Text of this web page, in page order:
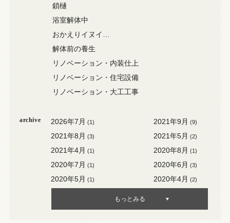
鎖樋
浴室解体中
おかえりイヌイ…
解体前の養生
リノベーション・内装仕上
リノベーション・住宅設備
リノベーション・大工工事
archive 2026年7月 (1) 2021年9月 (9)
2021年8月 (3) 2021年5月 (2)
2021年4月 (1) 2020年8月 (1)
2020年7月 (1) 2020年6月 (3)
2020年5月 (1) 2020年4月 (2)
2020年3月
もっとみる